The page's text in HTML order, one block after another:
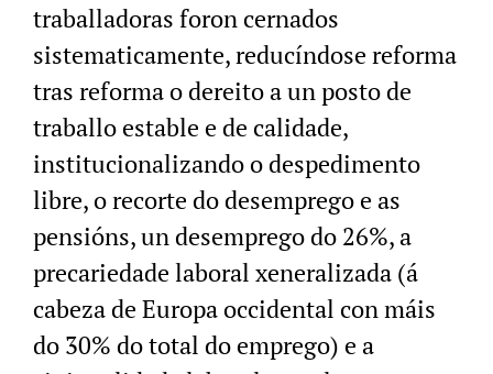
traballadoras foron cernados
sistematicamente, reducíndose reforma
tras reforma o dereito a un posto de
traballo estable e de calidade,
institucionalizando o despedimento
libre, o recorte do desemprego e as
pensións, un desemprego do 26%, a
precariedade laboral xeneralizada (á
cabeza de Europa occidental con máis
do 30% do total do emprego) e a